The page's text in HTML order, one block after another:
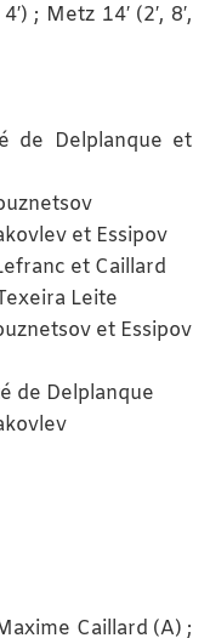
; Metz 14′ (2′, 8′,
de Delplanque et
et Essipov
et Caillard
Leite
et Essipov
de Delplanque
Caillard (A) ;